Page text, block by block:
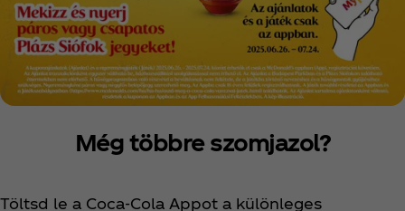
Még többre szomjazol?
Töltsd le a Coca‑Cola Appot a különleges